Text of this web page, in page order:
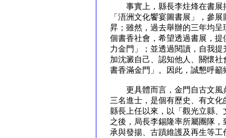
事實上，縣長李炷烽在書展
「浯洲文化饗宴圖書展」，參
昇；雖然，過去舉辦的三年均
個書香社會，希望透過書展，
力金門」；並透過閱讀，自我
加沈澱自己、認知他人、關懷
書香滿金門」。因此，誠懇呼
更具體而言，金門自古文風
三名進士，是個有歷史、有文
縣長上任以來，以「觀光立縣
之後，局長李錫隆率所屬團隊
承與發揚、古蹟維護及再生等